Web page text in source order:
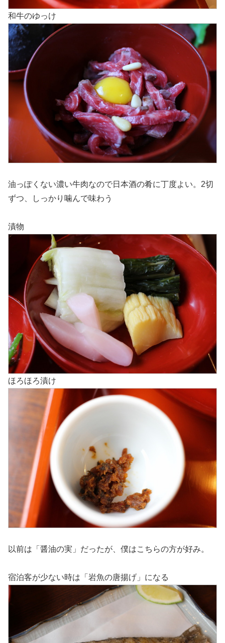
和牛のゆっけ
油っぽくない濃い牛肉なので日本酒の肴に丁度よい。2切
ずつ、しっかり噛んで味わう
漬物
ほろほろ漬け
以前は「醤油の実」だったが、僕はこちらの方が好み。
宿泊客が少ない時は「岩魚の唐揚げ」になる